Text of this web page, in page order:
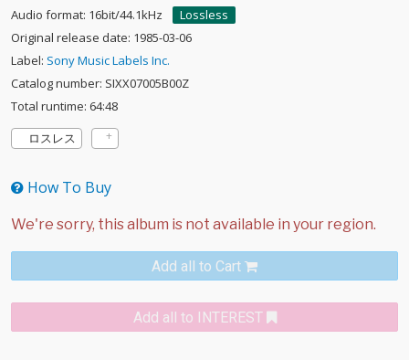
Audio format: 16bit/44.1kHz
Lossless
Original release date: 1985-03-06
Label: Sony Music Labels Inc.
Catalog number: SIXX07005B00Z
Total runtime: 64:48
ロスレス
How To Buy
Add all to Cart
Add all to INTEREST